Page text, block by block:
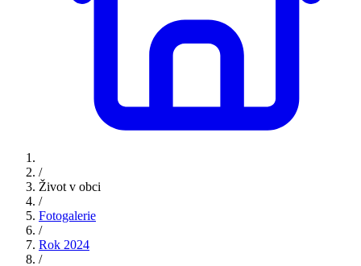
/
Život v obci
/
Fotogalerie
/
Rok 2024
/